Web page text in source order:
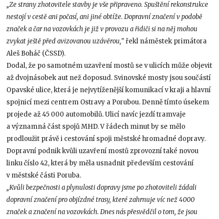
„Ze strany zhotovitele stavby je vše připraveno. Spuštění rekonstrukce
nestojí v cestě ani počasí, ani jiné obtíže. Dopravní značení v podobě
značek a čar na vozovkách je již v provozu a řidiči si na něj mohou
zvykat ještě před avizovanou uzávěrou," řekl náměstek primátora
Aleš Boháč (ČSSD).
Dodal, že po samotném uzavření mostů se v ulicích může objevit
až dvojnásobek aut než doposud. Svinovské mosty jsou součástí
Opavské ulice, která je nejvytíženější komunikací v kraji a hlavní
spojnicí mezi centrem Ostravy a Porubou. Denně tímto úsekem
projede až 45 000 automobilů. Ulicí navíc jezdí tramvaje
a významná část spojů MHD. V řádech minut by se mělo
prodloužit právě i cestování spoji městské hromadné dopravy.
Dopravní podnik kvůli uzavření mostů zprovozní také novou
linku číslo 42, která by měla usnadnit především cestování
v městské části Poruba.
„Kvůli bezpečnosti a plynulosti dopravy jsme po zhotoviteli žádali
dopravní značení pro objízdné trasy, které zahrnuje víc než 4000
značek a značení na vozovkách. Dnes nás přesvědčil o tom, že jsou